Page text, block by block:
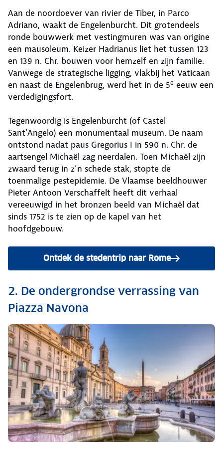
Aan de noordoever van rivier de Tiber, in Parco
Adriano, waakt de Engelenburcht. Dit grotendeels
ronde bouwwerk met vestingmuren was van origine
een mausoleum. Keizer Hadrianus liet het tussen 123
en 139 n. Chr. bouwen voor hemzelf en zijn familie.
Vanwege de strategische ligging, vlakbij het Vaticaan
en naast de Engelenbrug, werd het in de 5e eeuw een
verdedigingsfort.
Tegenwoordig is Engelenburcht (of Castel
Sant’Angelo) een monumentaal museum. De naam
ontstond nadat paus Gregorius I in 590 n. Chr. de
aartsengel Michaël zag neerdalen. Toen Michaël zijn
zwaard terug in z’n schede stak, stopte de
toenmalige pestepidemie. De Vlaamse beeldhouwer
Pieter Antoon Verschaffelt heeft dit verhaal
vereeuwigd in het bronzen beeld van Michaël dat
sinds 1752 is te zien op de kapel van het
hoofdgebouw.
Ontdek de stedentrip naar Rome
2. De ondergrondse verrassing van
Piazza Navona